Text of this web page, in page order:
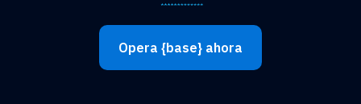
Opera {base} ahora